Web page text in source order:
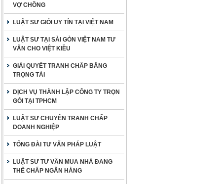
VỢ CHỒNG
LUẬT SƯ GIỎI UY TÍN TẠI VIỆT NAM
LUẬT SƯ TẠI SÀI GÒN VIỆT NAM TƯ
VẤN CHO VIỆT KIỀU
GIẢI QUYẾT TRANH CHẤP BẰNG
TRỌNG TÀI
DỊCH VỤ THÀNH LẬP CÔNG TY TRỌN
GÓI TẠI TPHCM
LUẬT SƯ CHUYÊN TRANH CHẤP
DOANH NGHIỆP
TỔNG ĐÀI TƯ VẤN PHÁP LUẬT
LUẬT SƯ TƯ VẤN MUA NHÀ ĐANG
THẾ CHẤP NGÂN HÀNG